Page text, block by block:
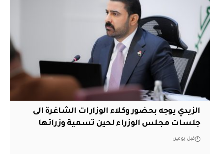
الزيدي يوجه بحضور وكلاء الوزارات الشاغرة الى
جلسات مجلس الوزراء لحين تسمية وزرائها
قبل يومين